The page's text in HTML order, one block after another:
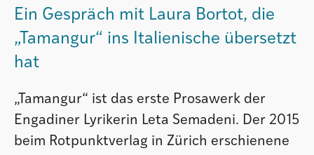
Ein Gespräch mit Laura Bortot, die
„Tamangur“ ins Italienische übersetzt
hat
„Tamangur“ ist das erste Prosawerk der
Engadiner Lyrikerin Leta Semadeni. Der 2015
beim Rotpunktverlag in Zürich erschienene